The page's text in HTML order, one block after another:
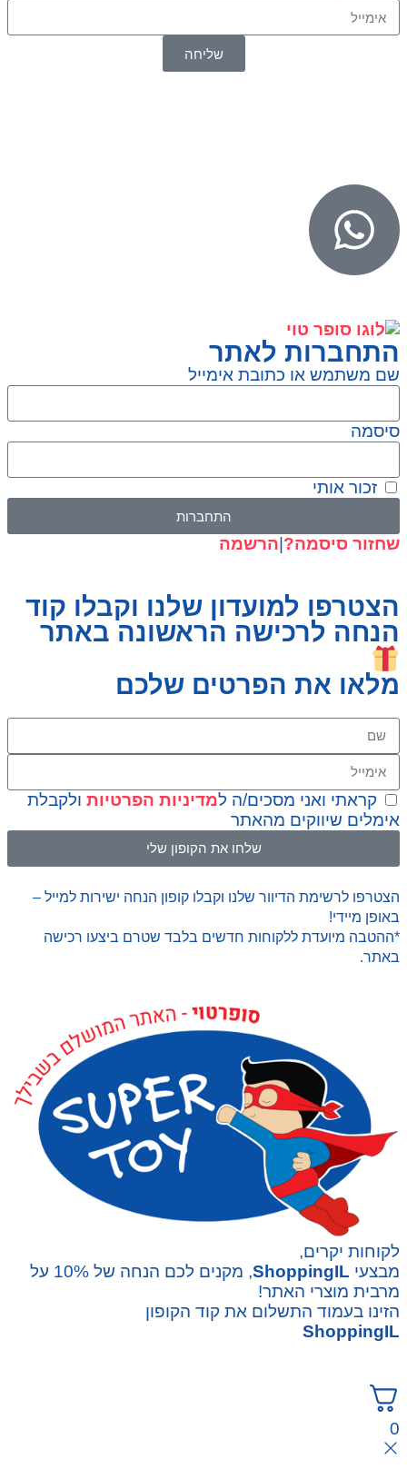
שליחה
התחברות לאתר
שם משתמש או כתובת אימייל
סיסמה
זכור אותי
התחברות
שחזור סיסמה? הרשמה
הצטרפו למועדון שלנו וקבלו קוד
הנחה לרכישה הראשונה באתר
מלאו את הפרטים שלכם
קראתי ואני מסכים/ה למדיניות הפרטיות ולקבלת
אימלים שיווקים מהאתר
שלחו את הקופון שלי
הצטרפו לרשימת הדיוור שלנו וקבלו קופון הנחה ישירות למייל –
באופן מיידי!
*ההטבה מיועדת ללקוחות חדשים בלבד שטרם ביצעו רכישה
באתר.
לקוחות יקרים,
מבצעי ShoppingIL
, מקנים לכם הנחה של 10% על
מרבית מוצרי האתר!
הזינו בעמוד התשלום את קוד הקופון
ShoppingIL
0